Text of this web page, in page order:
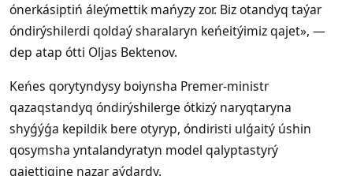
ónerkásiptiń áleýmettik mańyzy zor. Biz otandyq taýar
óndirýshilerdi qoldaý sharalaryn keńeitýimiz qajet», —
dep atap ótti Oljas Bektenov.
Keńes qorytyndysy boiynsha Premer-ministr
qazaqstandyq óndirýshilerge ótkizý naryqtaryna
shyǵýǵa kepildik bere otyryp, óndiristi ulǵaitý úshin
qosymsha yntalandyratyn model qalyptastyrý
qajettigine nazar aýdardy.